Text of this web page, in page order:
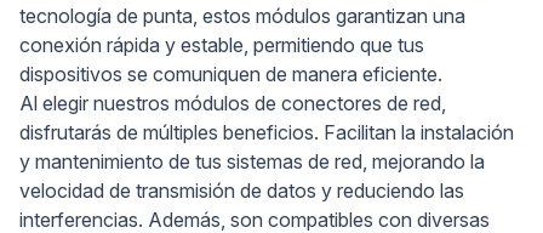
tecnología de punta, estos módulos garantizan una
conexión rápida y estable, permitiendo que tus
dispositivos se comuniquen de manera eficiente.
Al elegir nuestros módulos de conectores de red,
disfrutarás de múltiples beneficios. Facilitan la instalación
y mantenimiento de tus sistemas de red, mejorando la
velocidad de transmisión de datos y reduciendo las
interferencias. Además, son compatibles con diversas